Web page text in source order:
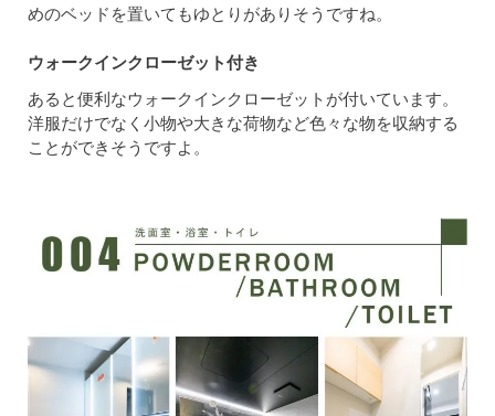
めのベッドを置いてもゆとりがありそうですね。
ウォークインクローゼット付き
あると便利なウォークインクローゼットが付いています。
洋服だけでなく小物や大きな荷物など色々な物を収納する
ことができそうですよ。